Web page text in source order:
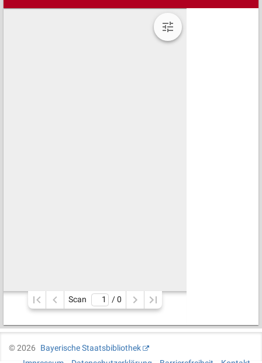
Scan / 0
©2026
Bayerische Staatsbibliothek